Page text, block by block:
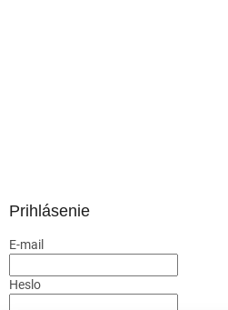
Prihlásenie
E-mail
Heslo